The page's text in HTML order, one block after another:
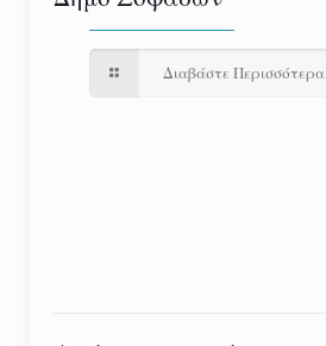
Διαβάστε Περισσότερα